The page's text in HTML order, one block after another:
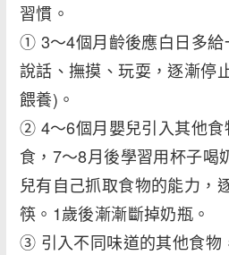
疾病
習慣。
① 3～4個月齡後應白日多給
說話、撫摸、玩耍，逐漸停
餵養)。
② 4～6個月嬰兒引入其他食
食，7～8月後學習用杯子喝
兒有自己抓取食物的能力，
筷。1歲後漸漸斷掉奶瓶。
③ 引入不同味道的其他食物